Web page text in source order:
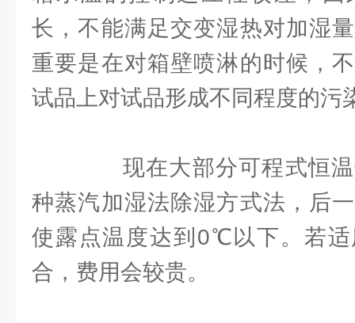
长，不能满足交变湿热对加湿
重要是在对箱壁喷淋的时候，
试品上对试品形成不同程度的污
现在大部分可程式恒温
种蒸汽加湿法除湿方式法，后
使露点温度达到0℃以下。若
合，费用会较贵。